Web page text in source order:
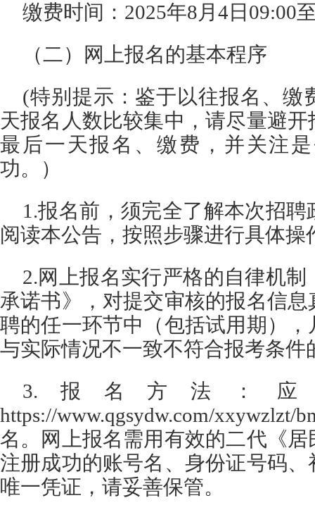
缴费时间：2025年8月4日09:00
（二）网上报名的基本程序
(特别提示：鉴于以往报名、缴
天报名人数比较集中，请尽量避
最后一天报名、缴费，并关注
功。）
1.报名前，须完全了解本次招
阅读本公告，按照步骤进行具体操
2.网上报名实行严格的自律机
承诺书》，对提交审核的报名信
聘的任一环节中（包括试用期）
与实际情况不一致不符合报考条件
3.报名方法：
https://www.qgsydw.com/
名。网上报名需用有效的二代《
注册成功的账号名、身份证号码
唯一凭证，请妥善保管。